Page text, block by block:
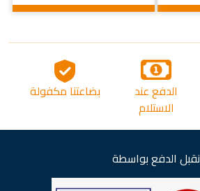
الدفع عند
الاستلام
بضاعتنا مكفولة
نقبل الدفع بواسطة